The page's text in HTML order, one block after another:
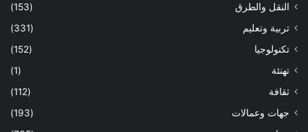
النقل والطرق
(153)
تربية وتعليم
(331)
تكنولوجيا
(152)
تهنئة
(1)
ثقافة
(112)
جهات وعمالات
(193)